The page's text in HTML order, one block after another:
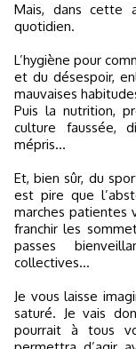
Mais, dans cette
quotidien.
L’hygiène pour
et du désespoir,
mauvaises
Puis la nutrition,
culture faussée,
mépris…
Et, bien sûr, du
est pire que
marches patientes
franchir les
passes
collectives…
Je vous laisse
saturé. Je vais
pourrait à tous